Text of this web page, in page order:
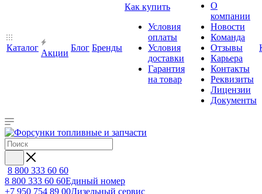
Каталог
Акции
Блог Бренды
Как купить
Условия
оплаты
Условия
доставки
Гарантия
на товар
О
компании
Новости
Команда
Отзывы
Карьера
Контакты
Реквизиты
Лицензии
Документы
8 800 333 60 60
8 800 333 60 60Единый номер
+7 950 754 89 00Дизельный сервис